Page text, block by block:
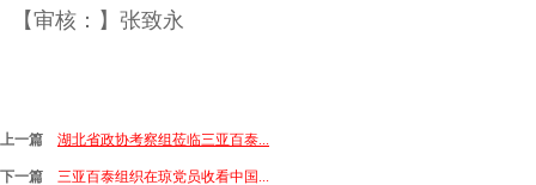
【审核：】张致永
上一篇 湖北省政协考察组莅临三亚百泰...
下一篇 三亚百泰组织在琼党员收看中国...